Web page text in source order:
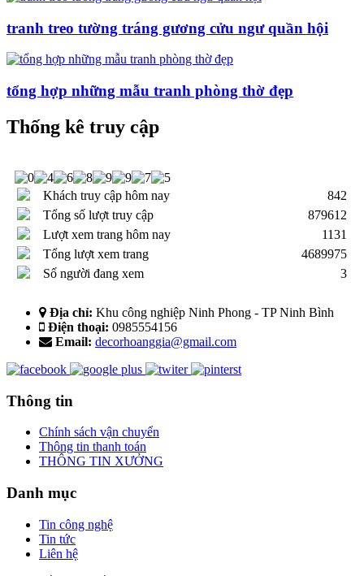
tranh treo tường tráng gương cửu ngư quần hội
tổng hợp những mẫu tranh phòng thờ đẹp
Thống kê truy cập
Khách truy cập hôm nay
842
Tổng số lượt truy cập
879612
Lượt xem trang hôm nay
1131
Tổng lượt xem trang
4689975
Số người đang xem
3
Địa chỉ: Khu công nghiệp Ninh Phong - TP Ninh Bình
Điện thoại: 0985554156
Email: decorhoanggia@gmail.com
Thông tin
Chính sách vận chuyển
Thông tin thanh toán
THÔNG TIN XƯỞNG
Danh mục
Tin công nghệ
Tin tức
Liên hệ